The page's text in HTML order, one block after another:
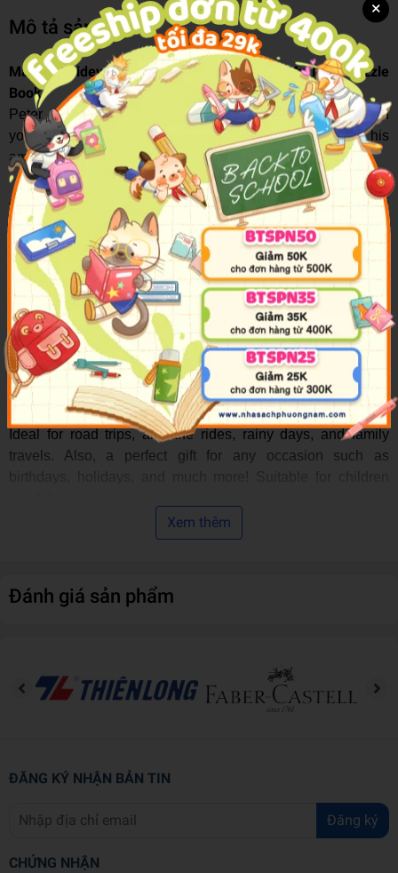
Mô tả sản phẩm
Marvel Spidey And His Amazing Friends My First Puzzle
Book
Peter Parker is Spidey, the web-swinging superhero. Can
you put the puzzle pieces together in the Spidey and his
amazing friends Puzzle Book? Go Team Spidey!
An interactive delight for curious learners! This Children's
puzzle book is a unique set that combines the joy of reading
with hands-on puzzle play. This set includes a padded board
book and five engaging puzzles, each consisting of nine
sturdy pieces designed for little hands.
Designed to nurture a love for learning, "My First Puzzle
Book" provides hours of educational entertainment. Watch
as children explore, discover, and grow through this
interactive set.
Ideal for road trips, airplane rides, rainy days, and family
travels. Also, a perfect gift for any occasion such as
Phidal Publishing has been the leader in children’s
years. We pride ourselves in creating high-quality, engaging
books and games for children aged 3 and up. Choose from
absorb knowledge through both visual and tactile
SKILL BUILDING FOR KIDS: Featuring five distinct 9-
piece puzzles, children will enjoy a range of
stimulating challenges that grow with them.
Xem thêm
Đánh giá sản phẩm
ĐĂNG KÝ NHẬN BẢN TIN
Đăng ký
CHỨNG NHẬN
×